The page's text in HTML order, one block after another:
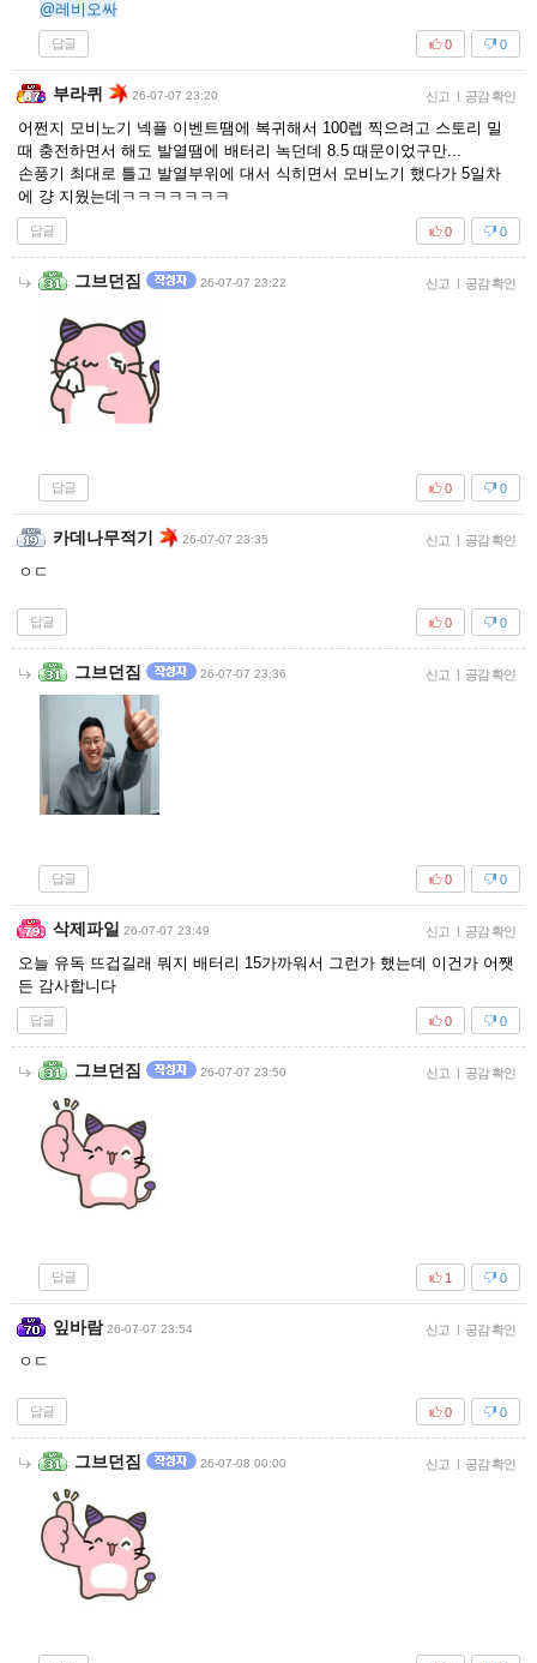
@레비오싸
답글 0
0
부라퀴 26-07-07 23:20 신고 | 공감 확인
어쩐지 모비노기 넥플 이벤트땜에 복귀해서 100렙 찍으려고 스토리 밀
때 충전하면서 해도 발열땜에 배터리 녹던데 8.5 때문이었구만...
손풍기 최대로 틀고 발열부위에 대서 식히면서 모비노기 했다가 5일차
에 걍 지웠는데ㅋㅋㅋㅋㅋㅋㅋ
답글 0
0
그브던짐 26-07-07 23:22 신고 | 공감 확인
답글 0
0
카데나무적기 26-07-07 23:35 신고 | 공감 확인
ㅇㄷ
답글 0
0
그브던짐 26-07-07 23:36 신고 | 공감 확인
답글 0
0
삭제파일 26-07-07 23:49 신고 | 공감 확인
오늘 유독 뜨겁길래 뭐지 배터리 15가까워서 그런가 했는데 이건가 어쨋
든 감사합니다
답글 0
0
그브던짐 26-07-07 23:50 신고 | 공감 확인
답글 0
1
잎바람 26-07-07 23:54 신고 | 공감 확인
ㅇㄷ
답글 0
0
그브던짐 26-07-08 00:00 신고 | 공감 확인